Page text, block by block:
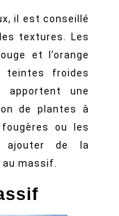
il est conseillé
textures. Les
et l’orange
froides
une
de plantes à
ou les
ajouter de la
massif.